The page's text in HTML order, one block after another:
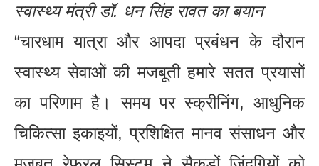
स्वास्थ्य मंत्री डॉ. धन सिंह रावत का बयान
“चारधाम यात्रा और आपदा प्रबंधन के दौरान
स्वास्थ्य सेवाओं की मजबूती हमारे सतत प्रयासों
का परिणाम है। समय पर स्क्रीनिंग, आधुनिक
चिकित्सा इकाइयों, प्रशिक्षित मानव संसाधन और